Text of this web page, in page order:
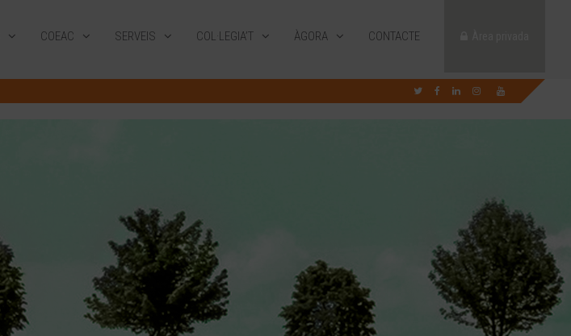
COEAC SERVEIS COL·LEGIA’T ÀGORA CONTACTE